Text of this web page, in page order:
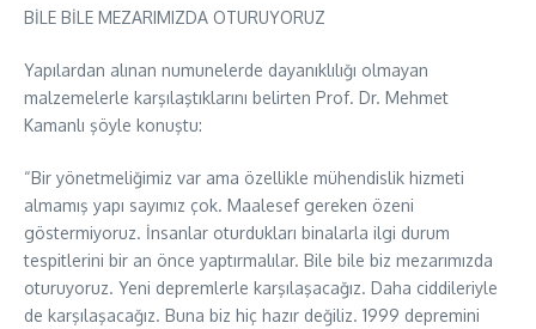
BİLE BİLE MEZARIMIZDA OTURUYORUZ
Yapılardan alınan numunelerde dayanıklılığı olmayan
malzemelerle karşılaştıklarını belirten Prof. Dr. Mehmet
Kamanlı şöyle konuştu:
“Bir yönetmeliğimiz var ama özellikle mühendislik hizmeti
almamış yapı sayımız çok. Maalesef gereken özeni
göstermiyoruz. İnsanlar oturdukları binalarla ilgi durum
tespitlerini bir an önce yaptırmalılar. Bile bile biz mezarımızda
oturuyoruz. Yeni depremlerle karşılaşacağız. Daha ciddileriyle
de karşılaşacağız. Buna biz hiç hazır değiliz. 1999 depremini